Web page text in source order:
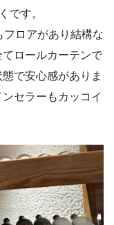
です。
ロアがあり結構な
ロールカーテンで
で安心感がありま
セラーもカッコイ